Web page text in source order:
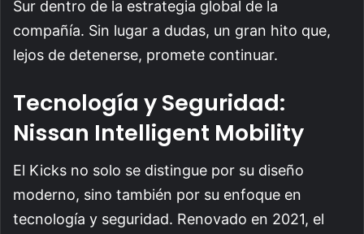
Sur dentro de la estrategia global de la
compañía. Sin lugar a dudas, un gran hito que,
lejos de detenerse, promete continuar.
Tecnología y Seguridad:
Nissan Intelligent Mobility
El Kicks no solo se distingue por su diseño
moderno, sino también por su enfoque en
tecnología y seguridad. Renovado en 2021, el